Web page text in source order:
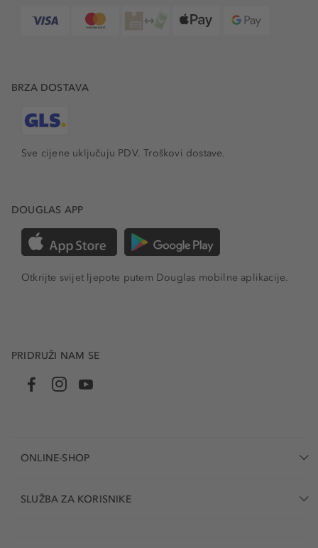
BRZA DOSTAVA
Sve cijene uključuju PDV.Troškovi dostave.
DOUGLAS APP
Otkrijte svijet ljepote putem Douglas mobilne aplikacije.
PRIDRUŽI NAM SE
ONLINE-SHOP
SLUŽBA ZA KORISNIKE